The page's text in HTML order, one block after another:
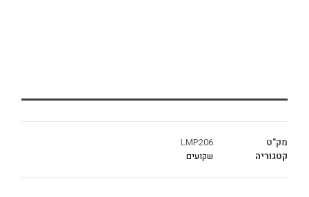
מק"ט
LMP206
קטגוריה
שקועים